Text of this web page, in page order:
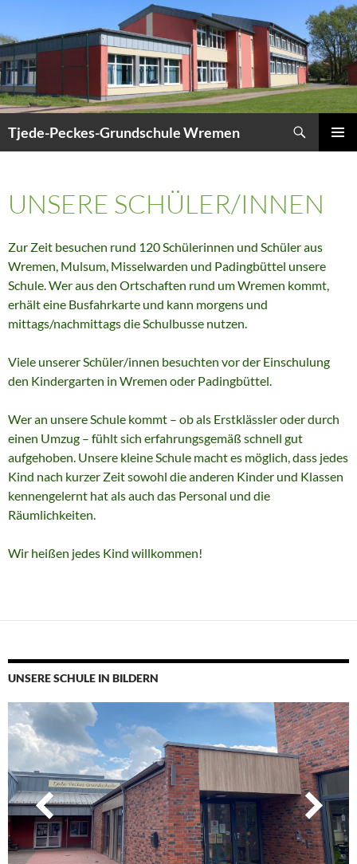
springen
Tjede-Peckes-Grundschule Wremen
UNSERE SCHÜLER/INNEN
Zur Zeit besuchen rund 120 Schülerinnen und Schüler aus
Wremen, Mulsum, Misselwarden und Padingbüttel unsere
Schule. Wer aus den Ortschaften rund um Wremen kommt,
erhält eine Busfahrkarte und kann morgens und
mittags/nachmittags die Schulbusse nutzen.
Viele unserer Schüler/innen besuchten vor der Einschulung
den Kindergarten in Wremen oder Padingbüttel.
Wer an unsere Schule kommt – ob als Erstklässler oder durch
einen Umzug – fühlt sich erfahrungsgemäß schnell gut
aufgehoben. Unsere kleine Schule macht es möglich, dass jedes
Kind nach kurzer Zeit sowohl die anderen Kinder und Klassen
kennengelernt hat als auch das Personal und die
Räumlichkeiten.
Wir heißen jedes Kind willkommen!
UNSERE SCHULE IN BILDERN